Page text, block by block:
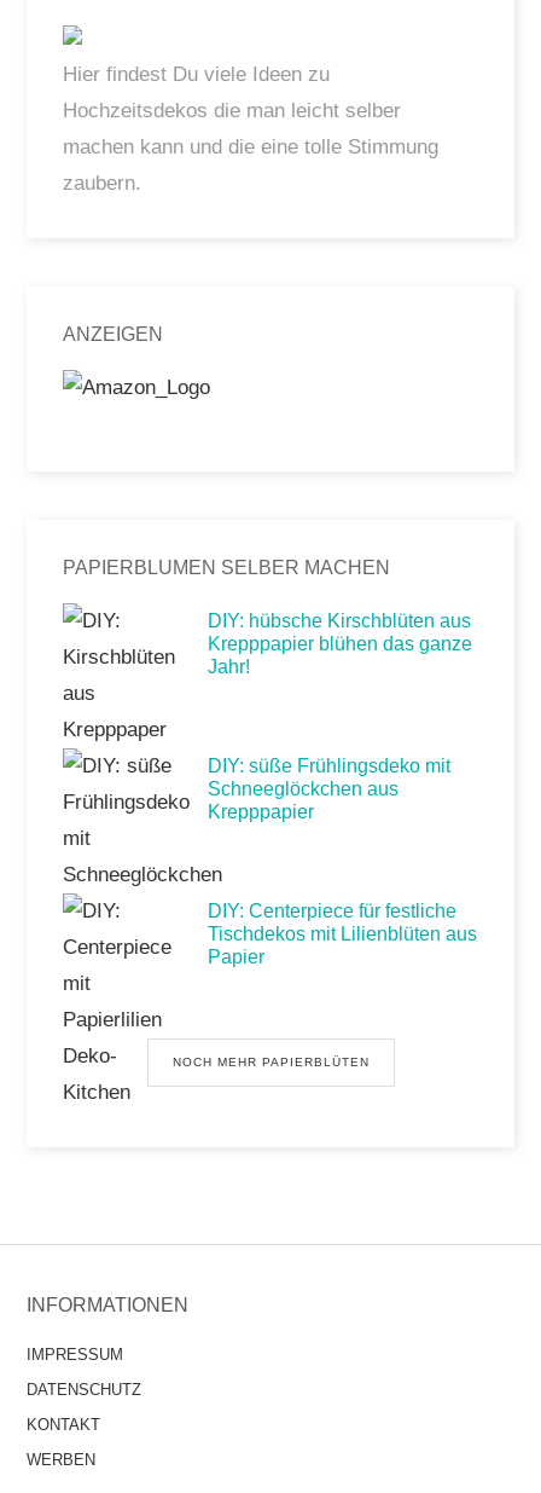
Hier findest Du viele Ideen zu
Hochzeitsdekos die man leicht selber
machen kann und die eine tolle Stimmung
zaubern.
ANZEIGEN
PAPIERBLUMEN SELBER MACHEN
DIY: hübsche Kirschblüten aus
Krepppapier blühen das ganze
Jahr!
DIY: süße Frühlingsdeko mit
Schneeglöckchen aus
Krepppapier
DIY: Centerpiece für festliche
Tischdekos mit Lilienblüten aus
Papier
NOCH MEHR PAPIERBLÜTEN
INFORMATIONEN
IMPRESSUM
DATENSCHUTZ
KONTAKT
WERBEN